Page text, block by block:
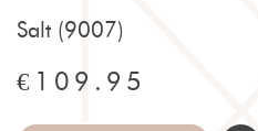
Salt (9007)
€109.95